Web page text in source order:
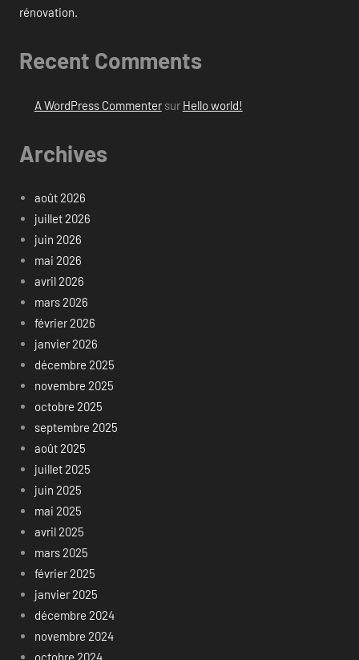
rénovation.
Recent Comments
A WordPress Commentersur Hello world!
Archives
août 2026
juillet 2026
juin 2026
mai 2026
avril 2026
mars 2026
février 2026
janvier 2026
décembre 2025
novembre 2025
octobre 2025
septembre 2025
août 2025
juillet 2025
juin 2025
mai 2025
avril 2025
mars 2025
février 2025
janvier 2025
décembre 2024
novembre 2024
octobre 2024